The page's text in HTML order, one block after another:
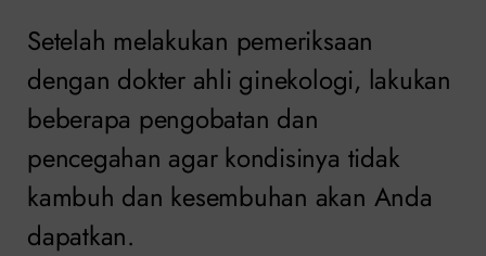
Setelah melakukan pemeriksaan
dengan dokter ahli ginekologi, lakukan
beberapa pengobatan dan
pencegahan agar kondisinya tidak
kambuh dan kesembuhan akan Anda
dapatkan.